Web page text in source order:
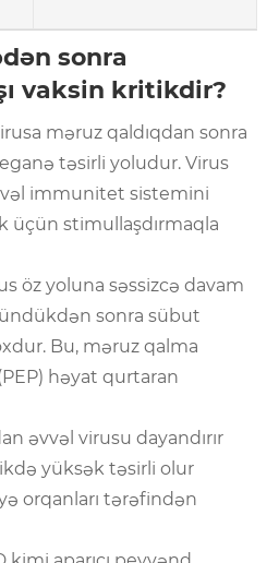
sonra
vaksin kritikdir?
məruz qaldıqdan sonra
təsirli yoludur. Virus
immunitet sistemini
üçün stimullaşdırmaqla
öz yoluna səssizcə davam
sonra sübut
Bu, məruz qalma
həyat qurtaran
əvvəl virusu dayandırır
yüksək təsirli olur
orqanları tərəfindən